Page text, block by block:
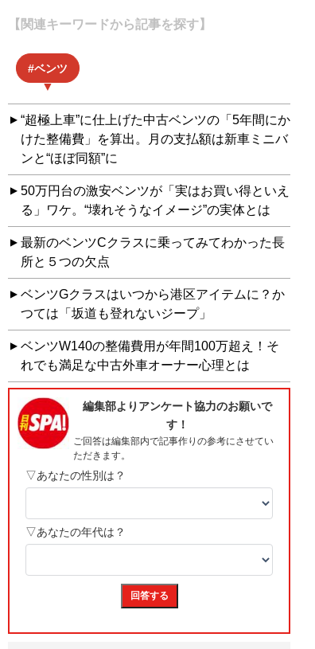
【関連キーワードから記事を探す】
ベンツ
“超極上車”に仕上げた中古ベンツの「5年間にか
けた整備費」を算出。月の支払額は新車ミニバ
ンと“ほぼ同額”に
50万円台の激安ベンツが「実はお買い得といえ
る」ワケ。“壊れそうなイメージ”の実体とは
最新のベンツCクラスに乗ってみてわかった長
所と５つの欠点
ベンツGクラスはいつから港区アイテムに？か
つては「坂道も登れないジープ」
ベンツW140の整備費用が年間100万超え！そ
れでも満足な中古外車オーナー心理とは